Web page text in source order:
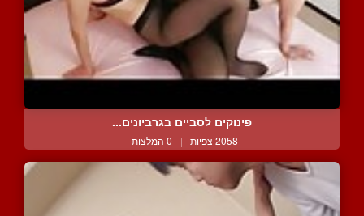
פינוקים לסביים בגרביונים...
2058 צפיות | 0 המלצות